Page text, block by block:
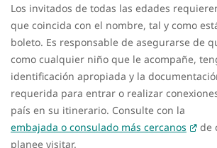
Los invitados de todas las edades
que coincida con el nombre, tal y como
boleto. Es responsable de asegurarse de
como cualquier niño que le acompañe,
identificación apropiada y la
requerida para entrar o realizar
país en su itinerario. Consulte con la
embajada o consulado más cercanos
de
planee visitar.